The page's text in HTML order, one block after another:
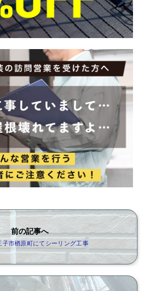
前の記事へ
子市楢原町にてシーリング工事